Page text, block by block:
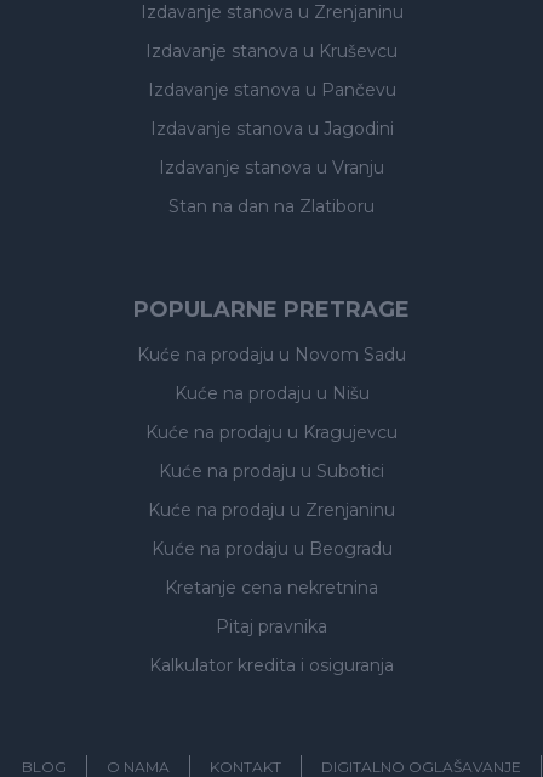
Izdavanje stanova u Zrenjaninu
Izdavanje stanova u Kruševcu
Izdavanje stanova u Pančevu
Izdavanje stanova u Jagodini
Izdavanje stanova u Vranju
Stan na dan na Zlatiboru
POPULARNE PRETRAGE
Kuće na prodaju u Novom Sadu
Kuće na prodaju u Nišu
Kuće na prodaju u Kragujevcu
Kuće na prodaju u Subotici
Kuće na prodaju u Zrenjaninu
Kuće na prodaju u Beogradu
Kretanje cena nekretnina
Pitaj pravnika
Kalkulator kredita i osiguranja
BLOG O NAMA KONTAKT
DIGITALNO OGLAŠAVANJE